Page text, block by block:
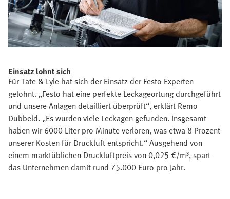
Einsatz lohnt sich
Für Tate & Lyle hat sich der Einsatz der Festo Experten
gelohnt. „Festo hat eine perfekte Leckageortung durchgeführt
und unsere Anlagen detailliert überprüft“, erklärt Remo
Dubbeld. „Es wurden viele Leckagen gefunden. Insgesamt
haben wir 6000 Liter pro Minute verloren, was etwa 8 Prozent
unserer Kosten für Druckluft entspricht.“ Ausgehend von
einem marktüblichen Druckluftpreis von 0,025 €/m³, spart
das Unternehmen damit rund 75.000 Euro pro Jahr.